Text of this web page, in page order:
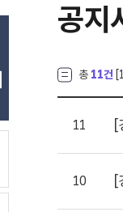
공지
총 11건 [1
11 [
10 [